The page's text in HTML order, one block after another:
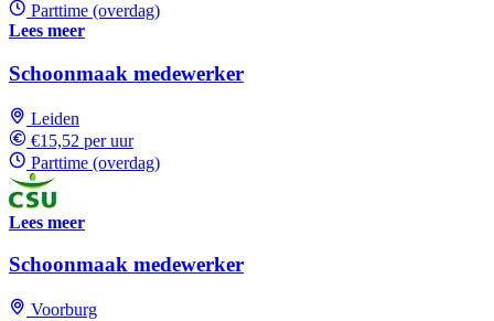
Parttime (overdag)
Lees meer
Schoonmaak medewerker
Leiden
€15,52 per uur
Parttime (overdag)
Lees meer
Schoonmaak medewerker
Voorburg